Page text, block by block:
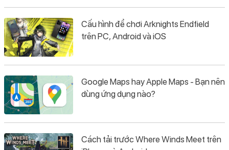
Cấu hình để chơi Arknights Endfield
trên PC, Android và iOS
Google Maps hay Apple Maps - Bạn nên
dùng ứng dụng nào?
Cách tải trước Where Winds Meet trên